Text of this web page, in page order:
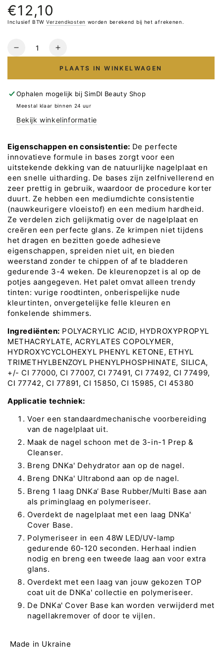
Normale
prijs
€12,10
Inclusief BTW Verzendkosten worden berekend bij het afrekenen.
Hoeveelheid
Verlaag
DNKa&#39;
Cover
#0056
NEW
FORMULA
12ml
Verhoog
aantal
DNKa&#39;
Cover
#0056
NEW
FORMULA
12ml
PLAATS IN WINKELWAGEN
Ophalen mogelijk bij SimDI Beauty Shop
Meestal klaar binnen 24 uur
Bekijk winkelinformatie
Eigenschappen en consistentie: De perfecte
innovatieve formule in bases zorgt voor een
uitstekende dekking van de natuurlijke nagelplaat en
een snelle uitharding. De bases zijn zelfnivellerend en
zeer prettig in gebruik, waardoor de procedure korter
duurt. Ze hebben een mediumdichte consistentie
(nauwkeurigere vloeistof) en een medium hardheid.
Ze verdelen zich gelijkmatig over de nagelplaat en
creëren een perfecte glans. Ze krimpen niet tijdens
het dragen en bezitten goede adhesieve
eigenschappen, spreiden niet uit, en bieden
weerstand zonder te chippen of af te bladderen
gedurende 3-4 weken. De kleurenopzet is al op de
potjes aangegeven. Het palet omvat alleen trendy
tinten: vurige roodtinten, onberispelijke nude
kleurtinten, onvergetelijke felle kleuren en
fonkelende shimmers.
Ingrediënten: POLYACRYLIC ACID, HYDROXYPROPYL
METHACRYLATE, ACRYLATES COPOLYMER,
HYDROXYCYCLOHEXYL PHENYL KETONE, ETHYL
TRIMETHYLBENZOYL PHENYLPHOSPHINATE, SILICA,
+/- CI 77000, CI 77007, CI 77491, CI 77492, CI 77499,
CI 77742, CI 77891, CI 15850, CI 15985, CI 45380
Applicatie techniek:
Voer een standaardmechanische voorbereiding
van de nagelplaat uit.
Maak de nagel schoon met de 3-in-1 Prep &
Cleanser.
Breng DNKa' Dehydrator aan op de nagel.
Breng DNKa' Ultrabond aan op de nagel.
Breng 1 laag DNKa’ Base Rubber/Multi Base aan
als priminglaag en polymeriseer.
Overdekt de nagelplaat met een laag DNKa'
Cover Base.
Polymeriseer in een 48W LED/UV-lamp
gedurende 60-120 seconden. Herhaal indien
nodig en breng een tweede laag aan voor extra
glans.
Overdekt met een laag van jouw gekozen TOP
coat uit de DNKa' collectie en polymeriseer.
De DNKa' Cover Base kan worden verwijderd met
nagellakremover of door te vijlen.
Made in Ukraine